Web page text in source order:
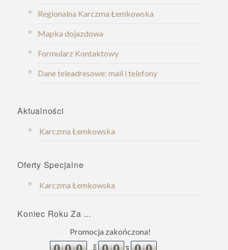
Regionalna Karczma Łemkowska
Mapka dojazdowa
Formularz Kontaktowy
Dane teleadresowe: mail i telefony
Aktualności
Karczma Łemkowska
Oferty Specjalne
Karczma Łemkowska
Koniec Roku Za ...
Promocja zakończona!